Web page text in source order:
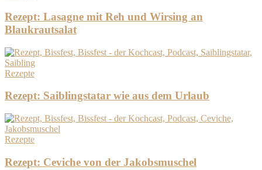
Rezept: Lasagne mit Reh und Wirsing an
Blaukrautsalat
Rezepte
Rezept: Saiblingstatar wie aus dem Urlaub
Rezepte
Rezept: Ceviche von der Jakobsmuschel